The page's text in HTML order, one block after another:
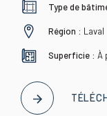
Type de
Région : Laval
Superficie : À